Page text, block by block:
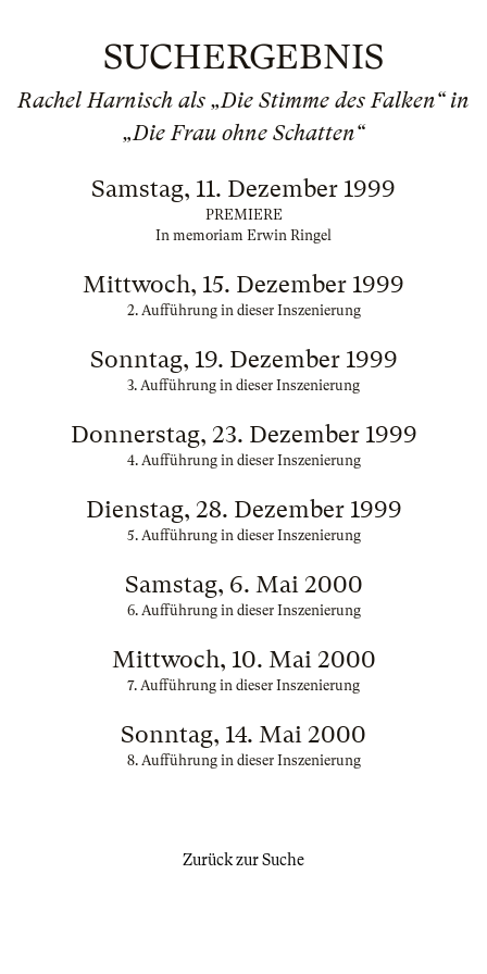
SUCHERGEBNIS
Rachel Harnisch als „Die Stimme des Falken“ in
„Die Frau ohne Schatten“
Samstag, 11. Dezember 1999
PREMIERE
In memoriam Erwin Ringel
Mittwoch, 15. Dezember 1999
2. Aufführung in dieser Inszenierung
Sonntag, 19. Dezember 1999
3. Aufführung in dieser Inszenierung
Donnerstag, 23. Dezember 1999
4. Aufführung in dieser Inszenierung
Dienstag, 28. Dezember 1999
5. Aufführung in dieser Inszenierung
Samstag, 6. Mai 2000
6. Aufführung in dieser Inszenierung
Mittwoch, 10. Mai 2000
7. Aufführung in dieser Inszenierung
Sonntag, 14. Mai 2000
8. Aufführung in dieser Inszenierung
Zurück zur Suche